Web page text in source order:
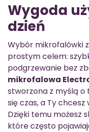
Wygoda
dzień
Wybór mikrofalówki
prostym celem:
podgrzewanie bez
mikrofalowa
stworzona z myślą
się czas, a Ty
Dzięki temu możesz
które często